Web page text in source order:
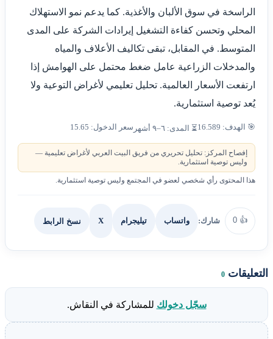
الراسخة في سوق الألبان والأغذية. كما يدعم نمو الاستهلاك
المحلي وتحسن كفاءة التشغيل إيرادات الشركة على المدى
المتوسط. في المقابل، تبقى تكاليف الأعلاف والمياه
والمدخلات الزراعية عامل ضغط محتمل على الهوامش إذا
ارتفعت الأسعار العالمية. تحليل تعليمي لأغراض التوعية ولا
يُعد توصية استثمارية.
🎯 الهدف: 16.589 ⏳ المدى: ٦–٩ أشهر سعر الدخول: 15.65
إفصاح المركز: تحليل تحريري من فريق البيت العربي لأغراض تعليمية —
وليس توصية استثمارية.
هذا المحتوى رأي شخصي لعضو في المجتمع وليس توصية استثمارية.
👍
0 شارك: واتساب تيليجرام X نسخ الرابط
التعليقات 0
سجّل دخولك للمشاركة في النقاش.